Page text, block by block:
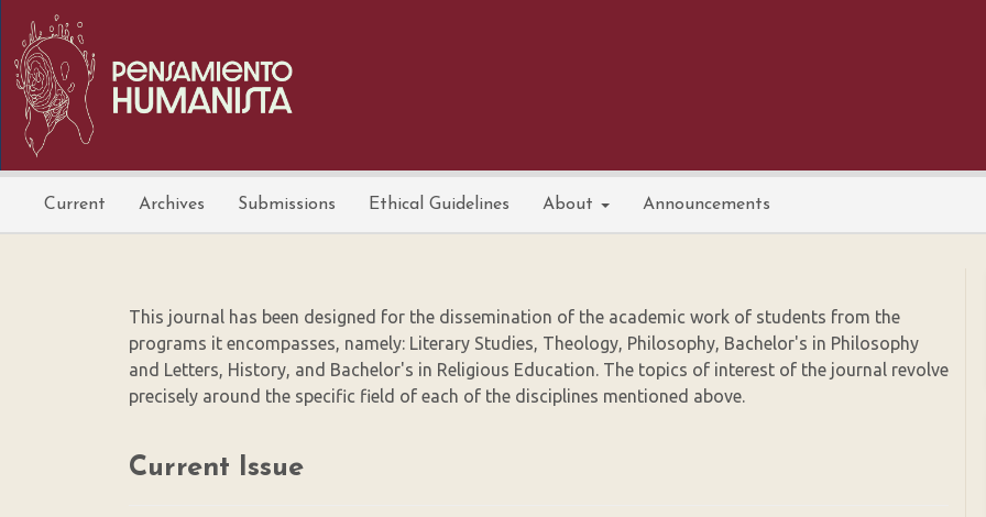
Main
Navigation
Main
Content
Sidebar
Current Archives Submissions Ethical Guidelines About Announcements
This journal has been designed for the dissemination of the academic work of students from the
programs it encompasses, namely: Literary Studies, Theology, Philosophy, Bachelor's in Philosophy
and Letters, History, and Bachelor's in Religious Education. The topics of interest of the journal revolve
precisely around the specific field of each of the disciplines mentioned above.
Current Issue